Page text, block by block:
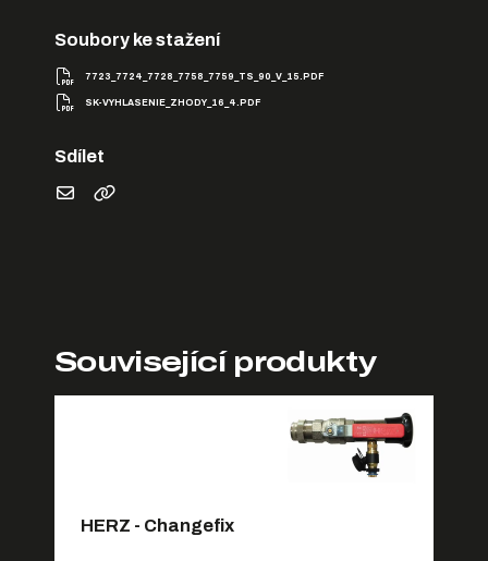
Soubory ke stažení
7723_7724_7728_7758_7759_TS_90_V_15.PDF
SK-VYHLASENIE_ZHODY_16_4.PDF
Sdílet
Související produkty
HERZ - Changefix